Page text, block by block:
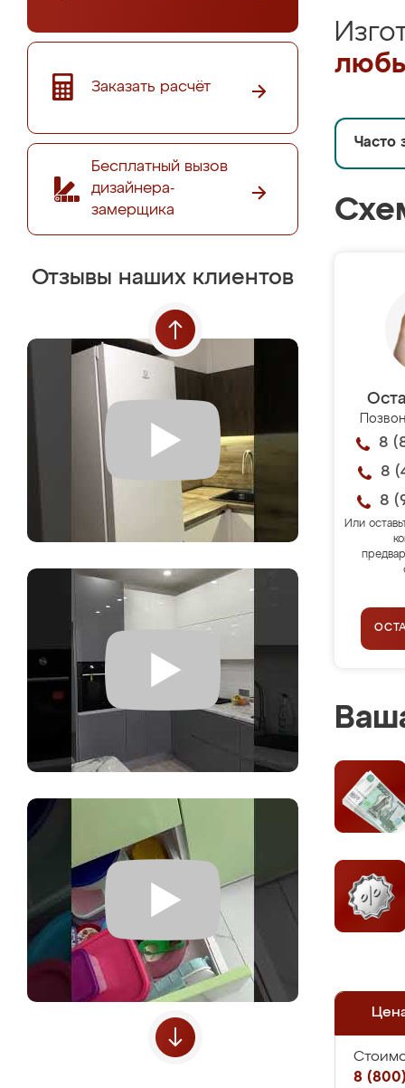
Заказать расчёт
Бесплатный вызов
дизайнера-
замерщика
Отзывы наших клиентов
Часто
8
8
8
Или
8